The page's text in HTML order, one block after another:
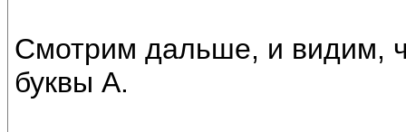
Смотрим дальше, и видим,
буквы А.